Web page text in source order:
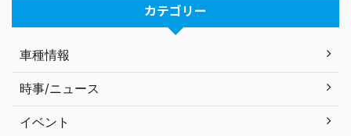
カテゴリー
車種情報
時事/ニュース
イベント